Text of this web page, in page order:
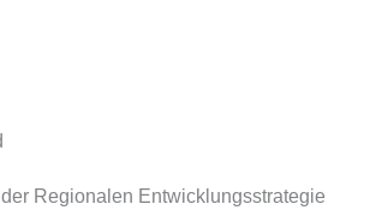
Regionalen Entwicklungsstrategie